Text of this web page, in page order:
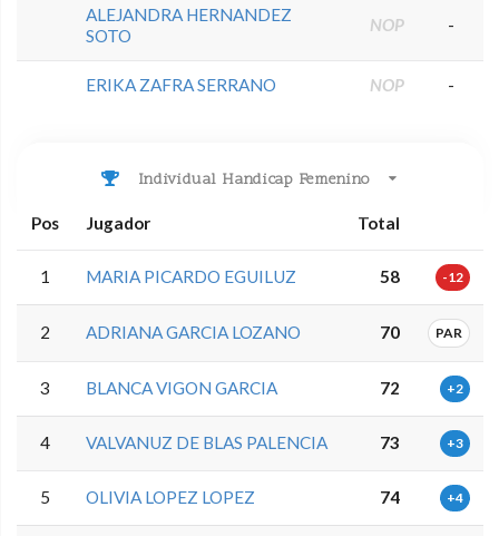
ALEJANDRA HERNANDEZ
SOTO
NOP -
ERIKA ZAFRA SERRANO NOP -
Individual Handicap Femenino
Pos Jugador Total
1 MARIA PICARDO EGUILUZ 58 -12
2 ADRIANA GARCIA LOZANO 70 PAR
3 BLANCA VIGON GARCIA 72 +2
4 VALVANUZ DE BLAS PALENCIA 73 +3
5 OLIVIA LOPEZ LOPEZ 74 +4